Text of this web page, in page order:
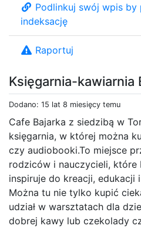
Księgarnia-kawiarnia
Dodano: 15 lat 8 miesięcy temu
Cafe Bajarka z siedzibą w
księgarnia, w której można
czy audiobooki.To miejsce
rodziców i nauczycieli, które
inspiruje do kreacji, edukacji
Można tu nie tylko kupić
udział w warsztatach dla
dobrej kawy lub czekolady
Podlinkuj swój wpis by
indeksację
Raportuj